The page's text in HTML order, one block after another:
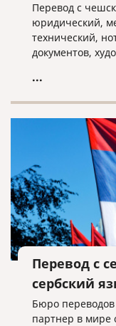
Перевод с
юридический,
технический,
документов,
...
Перевод с
сербский
Бюро
партнер в мире